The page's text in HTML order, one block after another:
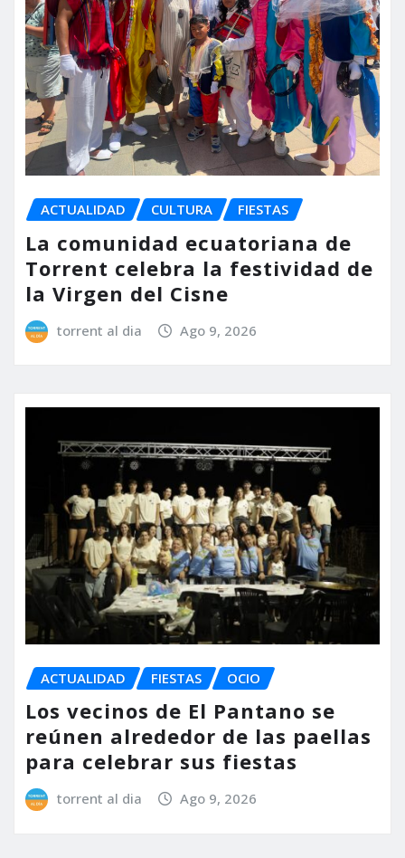
ACTUALIDAD CULTURA FIESTAS
La comunidad ecuatoriana de
Torrent celebra la festividad de
la Virgen del Cisne
torrent al dia Ago 9, 2026
ACTUALIDAD FIESTAS OCIO
Los vecinos de El Pantano se
reúnen alrededor de las paellas
para celebrar sus fiestas
torrent al dia Ago 9, 2026